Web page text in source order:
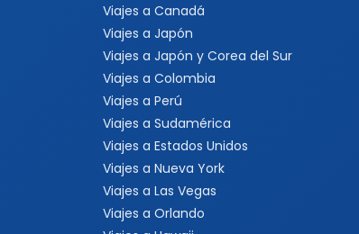
Viajes a Canadá
Viajes a Japón
Viajes a Japón y Corea del Sur
Viajes a Colombia
Viajes a Perú
Viajes a Sudamérica
Viajes a Estados Unidos
Viajes a Nueva York
Viajes a Las Vegas
Viajes a Orlando